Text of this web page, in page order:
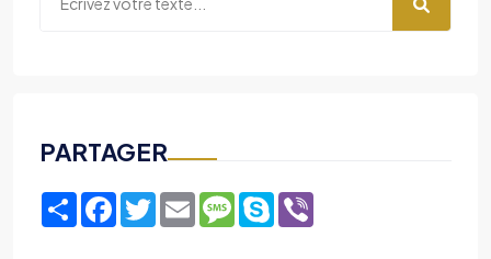
PARTAGER
ShareFacebook
TwitterEmailMessage
Skype